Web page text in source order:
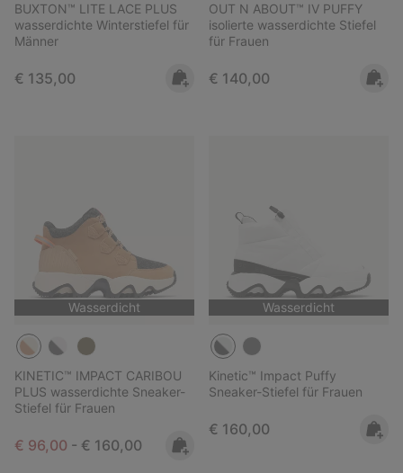
BUXTON™ LITE LACE PLUS
wasserdichte Winterstiefel für
Männer
Regular price:
€ 135,00
OUT N ABOUT™ IV PUFFY
isolierte wasserdichte Stiefel
für Frauen
Regular price:
€ 140,00
Wasserdicht
KINETIC™ IMPACT CARIBOU
PLUS wasserdichte Sneaker-
Stiefel für Frauen
Minimum sale price:
€ 96,00 - Maximum price:
€ 160,00
Wasserdicht
Kinetic™ Impact Puffy
Sneaker-Stiefel für Frauen
Regular price:
€ 160,00